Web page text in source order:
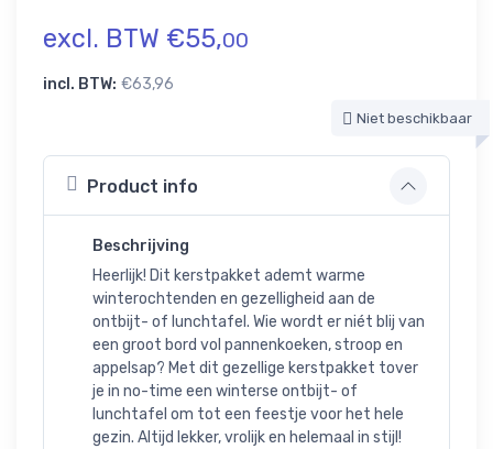
excl. BTW €55,00
incl. BTW: €63,96
Niet beschikbaar
Product info
Beschrijving
Heerlijk! Dit kerstpakket ademt warme
winterochtenden en gezelligheid aan de
ontbijt- of lunchtafel. Wie wordt er niét blij van
een groot bord vol pannenkoeken, stroop en
appelsap? Met dit gezellige kerstpakket tover
je in no-time een winterse ontbijt- of
lunchtafel om tot een feestje voor het hele
gezin. Altijd lekker, vrolijk en helemaal in stijl!